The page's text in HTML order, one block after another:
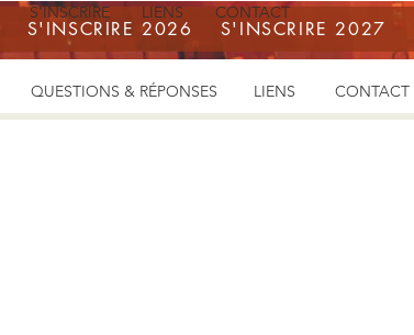
S'INSCRIRE 2026 S'INSCRIRE 2027
S'INSCRIRE LIENS CONTACT
QUESTIONS & RÉPONSES LIENS CONTACT